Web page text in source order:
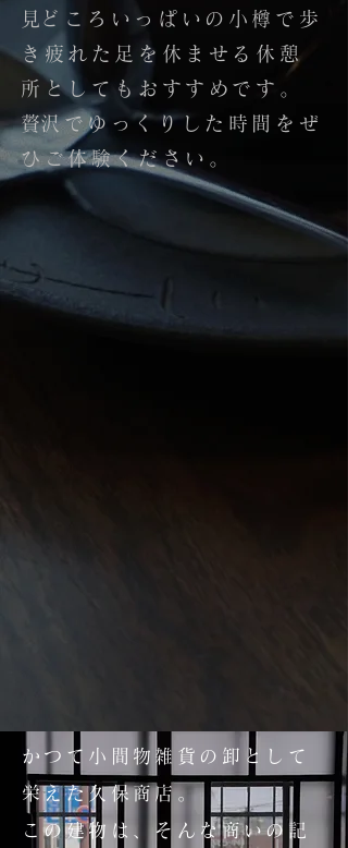
​見どころいっぱいの小樽で歩
き疲れた足を休ませる休憩
所としてもおすすめです。
​贅沢でゆっくりした時間をぜ
ひご体験ください。
かつて小間物雑貨の卸として
栄えた久保商店。
この建物は、そんな商いの記